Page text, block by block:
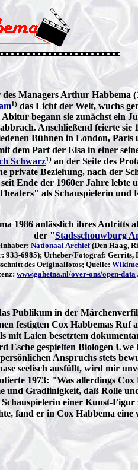
Managers Arthur Habbema
1) das Licht der Welt, wuchs
begann sie zunächst ein
Anschließend feierte sie
Bühnen in London, Paris
dem Part der Elsa in einer
Schwarz1) an der Seite des
private Beziehung, nach der
Ende der 1960er Jahre lebte
als Schauspielerin und
1986 anlässlich ihres Antritts
der "Stadsschouwburg
Nationaal Archief(Den Haag,
933-6985); Urheber/Fotograf: Gerrits,
des Originalfotos; Quelle:
www.gahetna.nl/over-ons/open-data
Publikum in der
festigten Cox Habbemas Ruf
mit Laien besetztem
Esche gespielten Biologen
Anspruchs stets
seelisch ausfüllt, wird mir
1973: "Was allerdings Cox
und Gradlinigkeit, daß Rolle
einer Kunst-Figur
fand er in Cox Habbema